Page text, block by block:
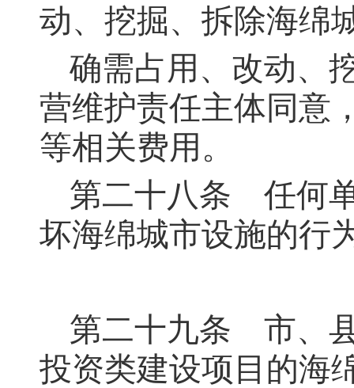
动、挖掘、拆除海绵
确需占用、改动、
营维护责任主体同意
等相关费用。
第二十八条 任何
坏海绵城市设施的行
第二十九条 市、
投资类建设项目的海